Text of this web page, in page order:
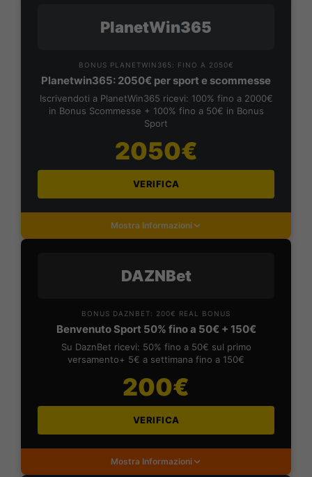
PlanetWin365
BONUS PLANETWIN365: FINO A 2050€
Planetwin365: 2050€ per sport e scommesse
Iscrivendoti a PlanetWin365 ricevi: 100% fino a 2000€
in Bonus Scommesse + 100% fino a 50€ in Bonus
Sport
2050€
VERIFICA
Mostra Informazioni
DAZNBet
BONUS DAZNBET: 200€ REAL BONUS
Benvenuto Sport 50% fino a 50€ + 150€
Su DaznBet ricevi: 50% fino a 50€ sul primo
versamento+ 5€ a settimana fino a 150€
200€
VERIFICA
Mostra Informazioni